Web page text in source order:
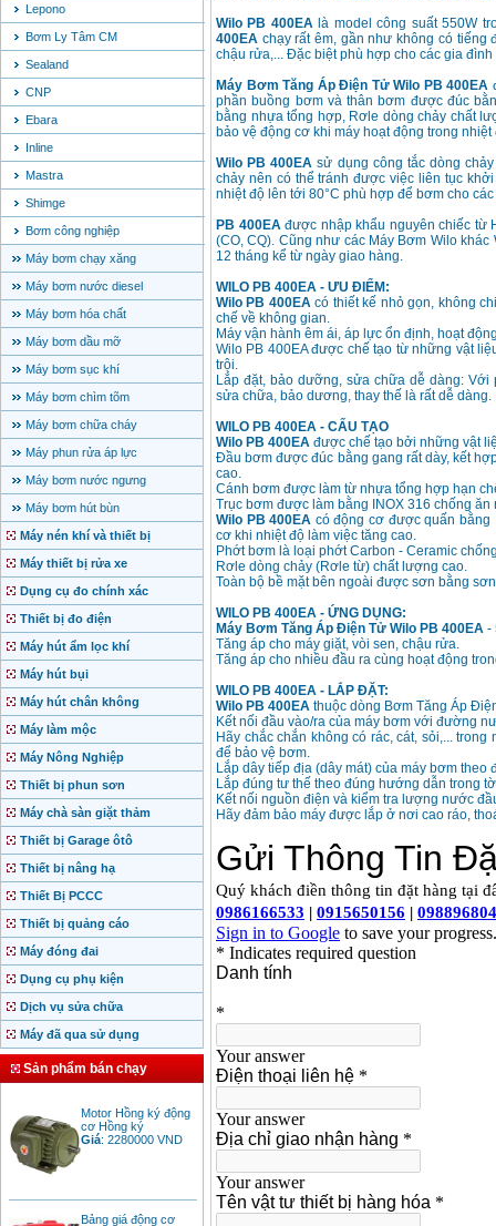
Lepono
Bơm Ly Tâm CM
Sealand
CNP
Ebara
Inline
Mastra
Shimge
Bơm công nghiệp
Máy bơm chạy xăng
Máy bơm nước diesel
Máy bơm hóa chất
Máy bơm dầu mỡ
Máy bơm sục khí
Máy bơm chìm tõm
Máy bơm chữa cháy
Máy phun rửa áp lực
Máy bơm nước ngưng
Máy bơm hút bùn
Máy nén khí và thiết bị
Máy thiết bị rửa xe
Dụng cụ đo chính xác
Thiết bị đo điện
Máy hút ẩm lọc khí
Máy hút bụi
Máy hút chân không
Máy làm mộc
Máy Nông Nghiệp
Thiết bị phun sơn
Máy chà sàn giặt thảm
Thiết bị Garage ôtô
Thiết bị nâng hạ
Thiết Bị PCCC
Thiết bị quảng cáo
Máy đóng đai
Dụng cụ phụ kiện
Dịch vụ sửa chữa
Máy đã qua sử dụng
Sản phẩm bán chạy
cơ Hồng ký
Giá :2280000
diesel đầu nổ diesel
Wilo PB 400EAlà model công suất 550W
400EA chạy rất êm, gần như không có tiếng
chậu rửa,... Đặc biệt phù hợp cho các gia
Máy Bơm Tăng Áp Điện Tử Wilo PB 400EA
phần buồng bơm và thân bơm được đúc
bằng nhựa tổng hợp, Rơle dòng chảy chất
bảo vệ động cơ khi máy hoạt động trong nhiệt
Wilo PB 400EA sử dụng công tắc dòng
chảy nên có thể tránh được việc liên tục
nhiệt độ lên tới 80°C phù hợp để bơm cho
PB 400EAđược nhập khẩu nguyên chiếc từ
(CO, CQ). Cũng như các Máy Bơm Wilo
12 tháng kể từ ngày giao hàng.
WILO PB 400EA - ƯU ĐIỂM:
Wilo PB 400EAcó thiết kế nhỏ gọn, không
chế về không gian.
Máy vận hành êm ái, áp lực ổn định, hoạt
Wilo PB 400EA được chế tạo từ những vật
trội.
Lắp đặt, bảo dưỡng, sửa chữa dễ dàng:
sửa chữa, bảo dương, thay thế là rất dễ dàng.
WILO PB 400EA - CẤU TẠO
Wilo PB 400EA được chế tạo bởi những vật
Đầu bơm được đúc bằng gang rất dày, kết
cao.
Cánh bơm được làm từ nhựa tổng hợp hạn
Trục bơm được làm bằng INOX 316 chống ăn
Wilo PB 400EA có động cơ được quấn bằng
cơ khi nhiệt độ làm việc tăng cao.
Phớt bơm là loại phớt Carbon - Ceramic
Rơle dòng chảy (Rơle từ) chất lượng cao.
Toàn bộ bề mặt bên ngoài được sơn bằng
WILO PB 400EA - ỨNG DỤNG:
Máy Bơm Tăng Áp Điện Tử Wilo PB 400EA -
Tăng áp cho máy giặt, vòi sen, chậu rửa.
Tăng áp cho nhiều đầu ra cùng hoạt động
WILO PB 400EA - LẮP ĐẶT:
Wilo PB 400EA thuộc dòng Bơm Tăng Áp
Kết nối đầu vào/ra của máy bơm với đường
Hãy chắc chắn không có rác, cát, sỏi,...
để bảo vệ bơm.
Lắp dây tiếp địa (dây mát) của máy bơm theo
Lắp đúng tư thế theo đúng hướng dẫn trong
Kết nối nguồn điện và kiểm tra lượng nước
Hãy đảm bảo máy được lắp ở nơi cao ráo,